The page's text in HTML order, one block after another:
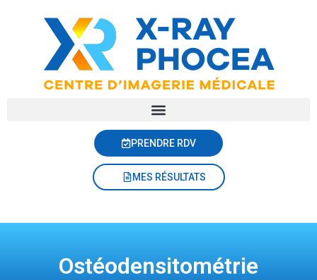
PRENDRE RDV
MES RÉSULTATS
Ostéodensitométrie